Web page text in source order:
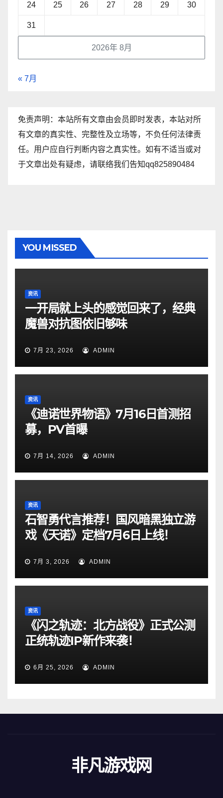
2026年 8月
24 25 26 27 28 29 30
31
« 7月
免责声明：本站所有文章由会员即时发表，本站对所
有文章的真实性、完整性及立场等，不负任何法律责
任。用户应自行判断内容之真实性。如有不适当或对
于文章出处有疑虑，请联络我们告知qq825890484
YOU MISSED
资讯
一开局就上头的感觉回来了，经典
魔兽对抗图依旧够味
7月 23, 2026 ADMIN
资讯
《迪诺世界物语》7月16日首测招
募，PV首曝
7月 14, 2026 ADMIN
资讯
石智勇代言推荐！国风暗黑独立游
戏《天诺》定档7月6日上线！
7月 3, 2026 ADMIN
资讯
《闪之轨迹：北方战役》正式公测
正统轨迹IP新作来袭！
6月 25, 2026 ADMIN
非凡游戏网